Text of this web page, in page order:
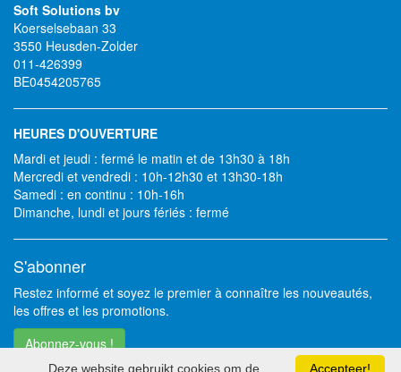
Soft Solutions bv
Koerselsebaan 33
3550 Heusden-Zolder
011-426399
BE0454205765
HEURES D'OUVERTURE
Mardi et jeudi : fermé le matin et de 13h30 à 18h
Mercredi et vendredi : 10h-12h30 et 13h30-18h
Samedi : en continu : 10h-16h
Dimanche, lundi et jours fériés : fermé
S'abonner
Restez informé et soyez le premier à connaître les nouveautés,
les offres et les promotions.
Abonnez-vous !
Accepteer!
Deze website gebruikt cookies om de